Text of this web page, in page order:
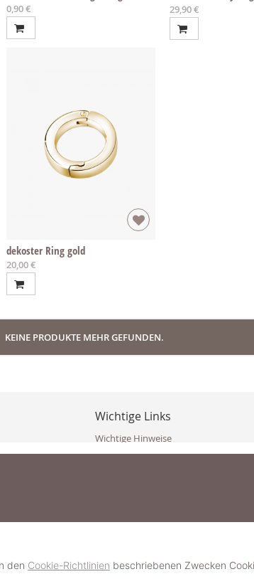
0,90 € Ab
29,90 €
dekoster Ring gold
20,00 €
KEINE PRODUKTE MEHR GEFUNDEN.
Wichtige Links
Wichtige Hinweise
Häufig gestellte Fragen (FAQ)
Schmuckerlebnis / Schmuckparty
Schmuck- & Styleguide werden
den Cookie-Richtlinien beschriebenen Zwecken